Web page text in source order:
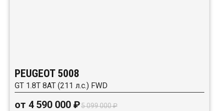
PEUGEOT 5008
GT 1.8T 8AT (211 л.с.) FWD
от 4 590 000 ₽5 099 000 ₽